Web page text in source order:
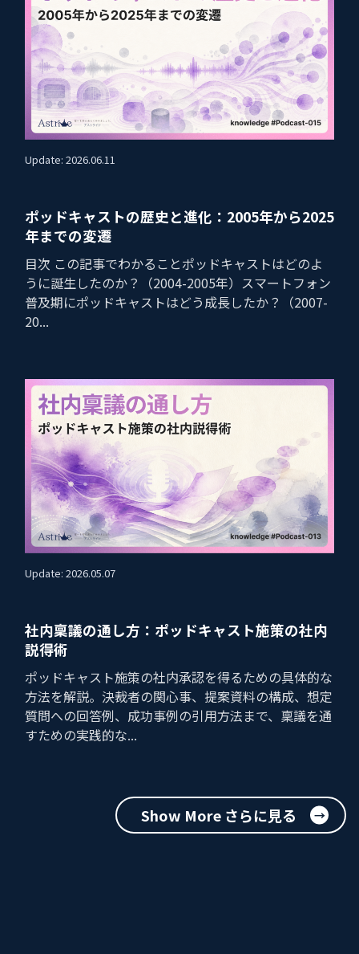
Update: 2026.06.11
ポッドキャストの歴史と進化：2005年から2025
年までの変遷
目次 この記事でわかることポッドキャストはどのよ
うに誕生したのか？（2004-2005年）スマートフォン
普及期にポッドキャストはどう成長したか？（2007-
20...
Update: 2026.05.07
社内稟議の通し方：ポッドキャスト施策の社内
説得術
ポッドキャスト施策の社内承認を得るための具体的な
方法を解説。決裁者の関心事、提案資料の構成、想定
質問への回答例、成功事例の引用方法まで、稟議を通
すための実践的な...
Show More さらに見る